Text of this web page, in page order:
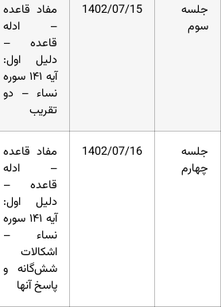
جلسه
سوم
1402/07/15
مفاد قاعده
– ادله
قاعده –
دلیل اول:
آیه ۱۴۱ سوره
نساء – دو
تقریب
جلسه
چهارم
1402/07/16
مفاد قاعده
– ادله
قاعده –
دلیل اول:
آیه ۱۴۱ سوره
نساء –
اشکالات
شش‌گانه و
پاسخ آنها